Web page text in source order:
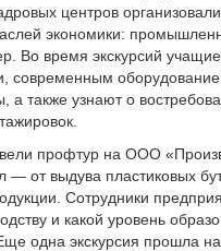
центров
экономики:
Во время экскурсий
современным
а также узнают о
профтур на ООО
— от выдува пластиковых
Сотрудники
и какой уровень
одна экскурсия прошла